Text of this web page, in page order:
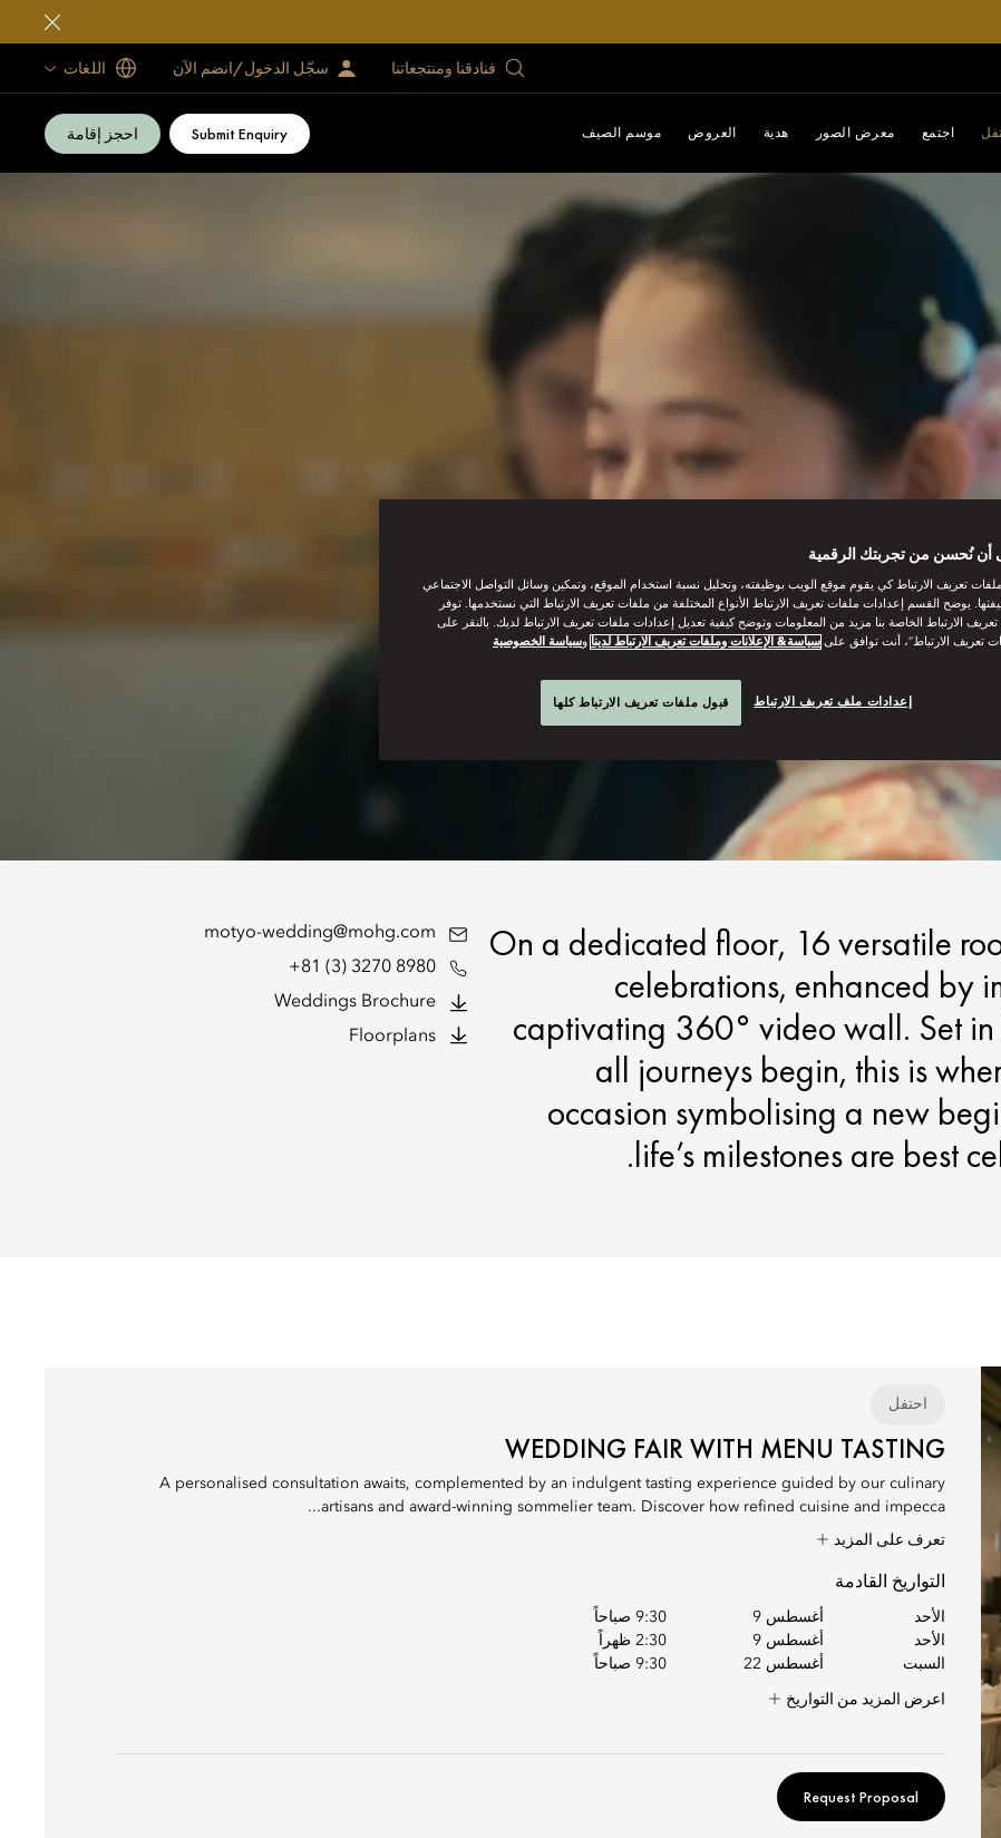
فنادقنا ومنتجعاتنا سجّل الدخول/انضم الآن اللغات
اجتمع معرض الصور هدية العروض موسم الصيف Submit Enquiry احجز إقامة
On a dedicated floor, 16 versatile
celebrations, enhanced by
captivating 360° video wall. Set
all journeys begin, this is
occasion symbolising a new
life’s milestones are best
motyo-wedding@mohg.com
+81 (3) 3270 8980
Weddings Brochure
Floorplans
احتفل
WEDDING FAIR WITH MENU TASTING
A personalised consultation awaits, complemented by an indulgent tasting experience guided by our culinary
artisans and award-winning sommelier team. Discover how refined cuisine and impecca...
تعرف على المزيد
التواريخ القادمة
الأحد أغسطس 9
9:30 صباحاً
الأحد
أغسطس 9
2:30 ظهراً
السبت
أغسطس 22 9:30 صباحاً
اعرض المزيد من التواريخ
Request Proposal
أن نُحسن من تجربتك الرقمية
تعريف الارتباط كي يقوم موقع الويب بوظيفته، وتحليل نسبة استخدام الموقع، وتمكين وسائل التواصل الاجتماعي
يوضح القسم إعدادات ملفات تعريف الارتباط الأنواع المختلفة من ملفات تعريف الارتباط التي نستخدمها. توفر
الارتباط الخاصة بنا مزيد من المعلومات وتوضح كيفية تعديل إعدادات ملفات تعريف الارتباط لديك. بالنقر على
تعريف الارتباط”، أنت توافق على سياسة& الإعلانات وملفات تعريف الارتباط لدينا وسياسة الخصوصية
إعدادات ملف تعريف الارتباط قبول ملفات تعريف الارتباط كلها